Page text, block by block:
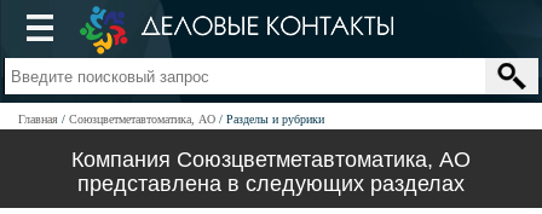
Главная Союзцветметавтоматика, АО Разделы и рубрики
Компания Союзцветметавтоматика, АО
представлена в следующих разделах